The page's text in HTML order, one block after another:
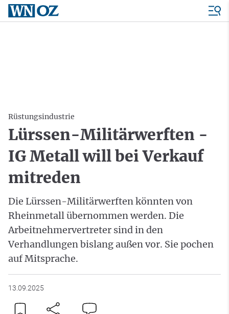
Rüstungsindustrie
Lürssen-Militärwerften -
IG Metall will bei Verkauf
mitreden
Die Lürssen-Militärwerften könnten von
Rheinmetall übernommen werden. Die
Arbeitnehmervertreter sind in den
Verhandlungen bislang außen vor. Sie pochen
auf Mitsprache.
13.09.2025